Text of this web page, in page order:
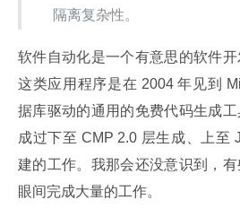
隔离复杂性。
软件自动化是一个有意思的软件
这类应用程序是在 2004 年见到
据库驱动的通用的免费代码生成
成过下至 CMP 2.0 层生成、上至
建的工作。我那会还没意识到，
眼间完成大量的工作。